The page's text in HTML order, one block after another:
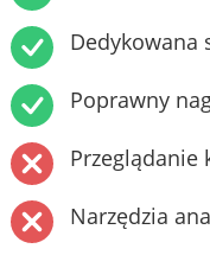
Dedykowana
Poprawny
Przeglądanie
Narzędzia